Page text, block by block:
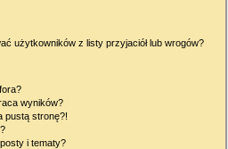
użytkowników z listy przyjaciół lub wrogów?
wyników?
pustą stronę?!
i tematy?